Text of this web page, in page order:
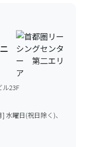
ル23F
水曜日(祝日除く)、